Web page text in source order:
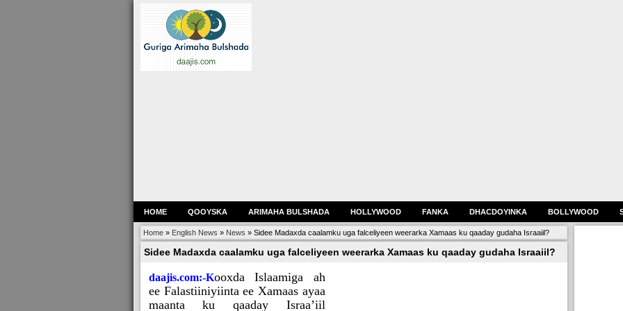
HOME QOOYSKA ARIMAHA BULSHADA HOLLYWOOD FANKA DHACDOYINKA BOLLYWOOD
Home» English News » News » Sidee Madaxda caalamku uga falceliyeen weerarka Xamaas ku qaaday gudaha Israaiil?
Sidee Madaxda caalamku uga falceliyeen weerarka Xamaas ku qaaday gudaha Israaiil?
daajis.com:-Kooxda Islaamiga ah
ee Falastiiniyiinta ee Xamaas ayaa
maanta ku qaaday Israa’iil